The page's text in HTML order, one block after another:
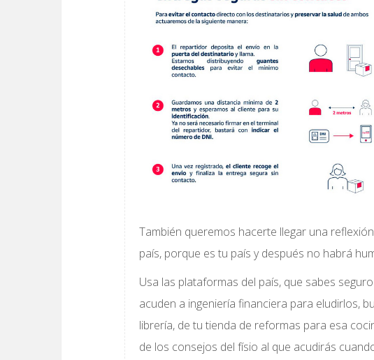
También queremos hacerte llegar una
país, porque es tu país y después no habrá
Usa las plataformas del país, que sabes
acuden a ingeniería financiera para eludirlos,
librería, de tu tienda de reformas para esa
de los consejos del físio al que acudirás